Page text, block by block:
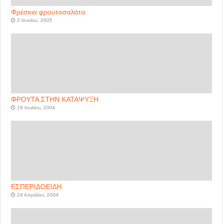
Φρέσκια φρουτοσαλάτα
2 Ιουνίου, 2005
ΦΡΟΥΤΑ ΣΤΗΝ ΚΑΤΑΨΥΞΗ
19 Ιουλίου, 2004
ΕΣΠΕΡΙΔΟΕΙΔΗ
24 Απριλίου, 2004